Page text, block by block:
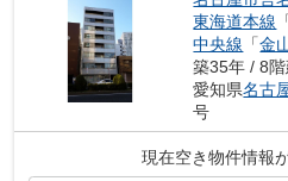
東海道本線
中央線 「金
築35年 / 8階
愛知県名古
号
現在空き物件情報